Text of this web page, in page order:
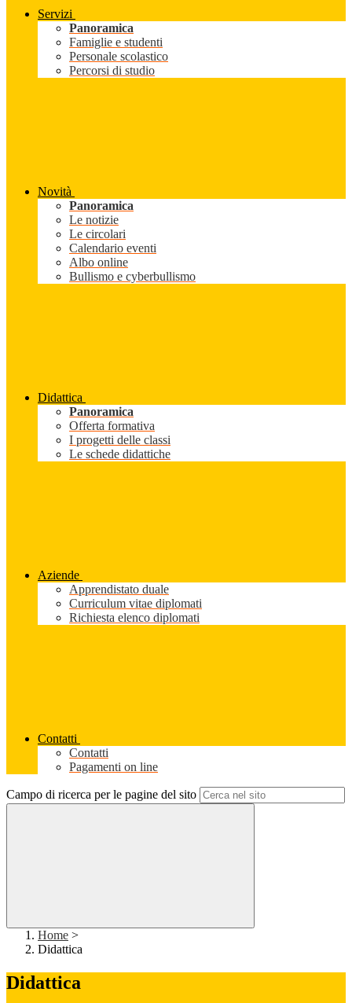
Servizi
Panoramica
Famiglie e studenti
Personale scolastico
Percorsi di studio
Novità
Panoramica
Le notizie
Le circolari
Calendario eventi
Albo online
Bullismo e cyberbullismo
Didattica
Panoramica
Offerta formativa
I progetti delle classi
Le schede didattiche
Aziende
Apprendistato duale
Curriculum vitae diplomati
Richiesta elenco diplomati
Contatti
Contatti
Pagamenti on line
Campo di ricerca per le pagine del sito
Home >
Didattica
Didattica